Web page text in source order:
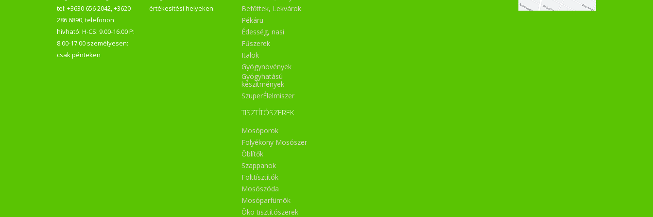
tel: +3630 656 2042, +3620
286 6890, telefonon
hívható: H-CS: 9.00-16.00 P:
8.00-17.00 személyesen:
csak pénteken
értékesítési helyeken.
Befőttek, Lekvárok
Pékáru
Édesség, nasi
Fűszerek
Italok
Gyógynövények
Gyógyhatású
készítmények
SzuperÉlelmiszer
TISZTÍTÓSZEREK
Mosóporok
Folyékony Mosószer
Öblítők
Szappanok
Folttísztítók
Mosószóda
Mosóparfümök
Öko tisztítószerek